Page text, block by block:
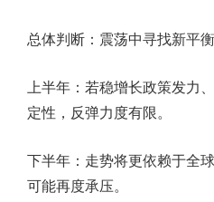
总体判断：震荡中寻找新平
上半年 ：若稳增长政策发力
定性，反弹力度有限。
下半年 ：走势将更依赖于全
可能再度承压。